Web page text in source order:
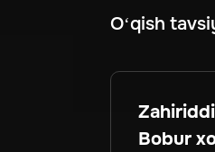
O‘qish
Bobur